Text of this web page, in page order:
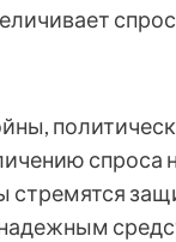
спроса